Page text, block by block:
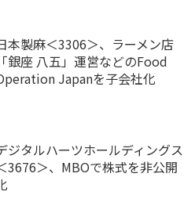
本製麻＜3306＞、ラーメン店
「銀座 八五」運営などのFood
Japanを子会社化
ジタルハーツホールディングス
3676＞、MBOで株式を非公開